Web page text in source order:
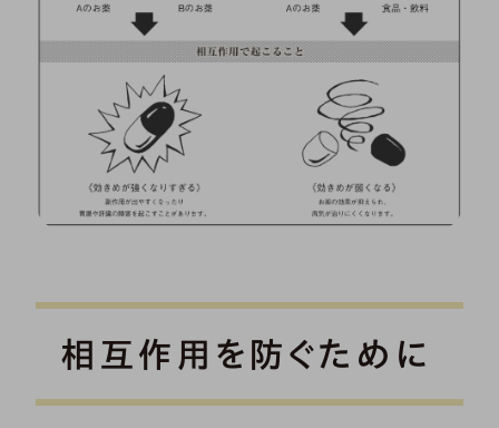
相互作用を防ぐために